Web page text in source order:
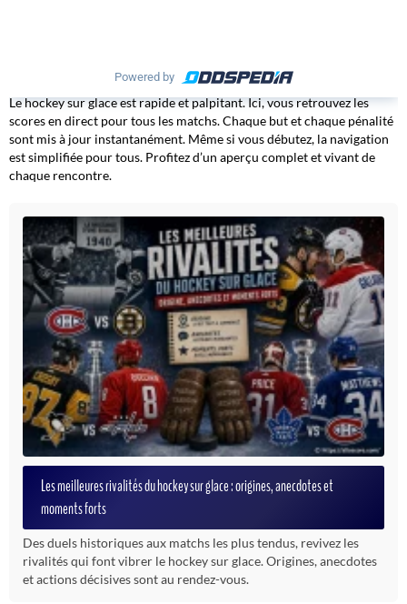
Powered by
Le hockey sur glace est rapide et palpitant. Ici, vous retrouvez les
scores en direct pour tous les matchs. Chaque but et chaque pénalité
sont mis à jour instantanément. Même si vous débutez, la navigation
est simplifiée pour tous. Profitez d’un aperçu complet et vivant de
chaque rencontre.
Les meilleures rivalités du hockey sur glace : origines, anecdotes et
moments forts
Des duels historiques aux matchs les plus tendus, revivez les
rivalités qui font vibrer le hockey sur glace. Origines, anecdotes
et actions décisives sont au rendez-vous.